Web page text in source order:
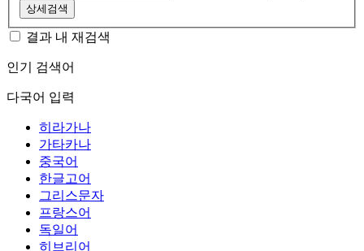
상세검색
결과 내 재검색
인기 검색어
다국어 입력
히라가나
가타카나
중국어
한글고어
그리스문자
프랑스어
독일어
히브리어